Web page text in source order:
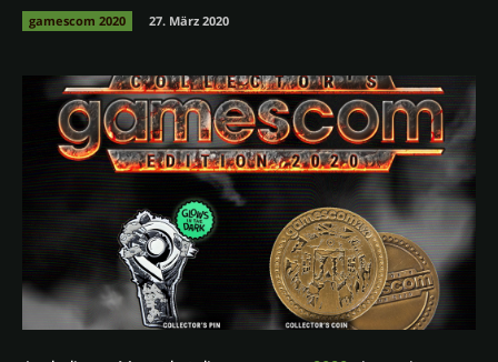
gamescom 2020 27. März 2020